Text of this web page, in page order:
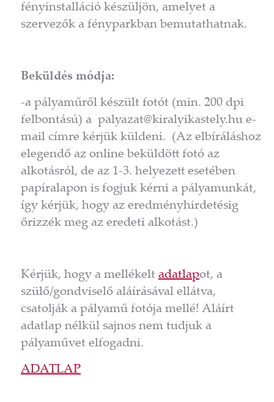
fényinstalláció készüljön, amelyet a
szervezők a fényparkban bemutathatnak.
Beküldés módja:
-a pályaműről készült fotót (min. 200 dpi
felbontású) a palyazat@kiralyikastely.hu e-
mail címre kérjük küldeni. (Az elbíráláshoz
elegendő az online beküldött fotó az
alkotásról, de az 1-3. helyezett esetében
papíralapon is fogjuk kérni a pályamunkát,
így kérjük, hogy az eredményhirdetésig
őrizzék meg az eredeti alkotást.)
Kérjük, hogy a mellékelt adatlapot, a
szülő/gondviselő aláírásával ellátva,
csatolják a pályamű fotója mellé! Aláírt
adatlap nélkül sajnos nem tudjuk a
pályaművet elfogadni.
ADATLAP